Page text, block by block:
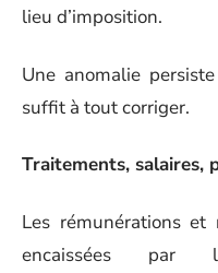
lieu d’imposition.
Une anomalie
suffit à tout corriger.
Traitements, salaires,
Les rémunérations et
encaissées par